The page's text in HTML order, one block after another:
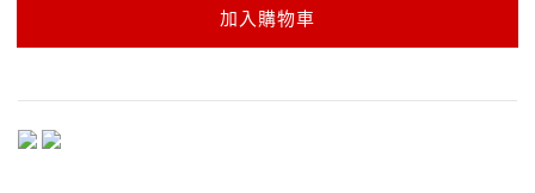
加入購物車